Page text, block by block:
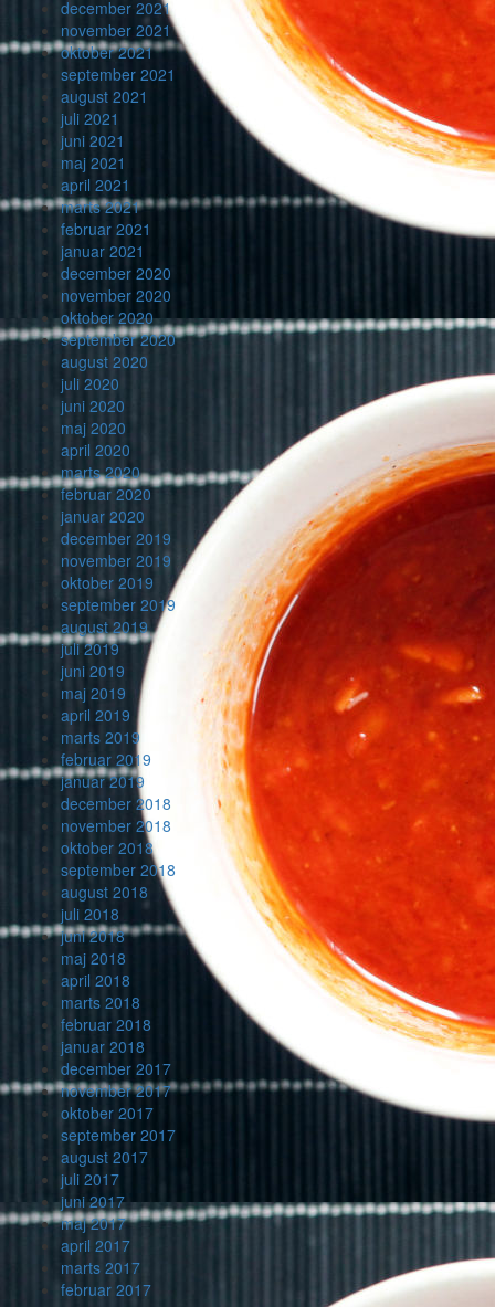
december 2021
november 2021
oktober 2021
september 2021
august 2021
juli 2021
juni 2021
maj 2021
april 2021
marts 2021
februar 2021
januar 2021
december 2020
november 2020
oktober 2020
september 2020
august 2020
juli 2020
juni 2020
maj 2020
april 2020
marts 2020
februar 2020
januar 2020
december 2019
november 2019
oktober 2019
september 2019
august 2019
juli 2019
juni 2019
maj 2019
april 2019
marts 2019
februar 2019
januar 2019
december 2018
november 2018
oktober 2018
september 2018
august 2018
juli 2018
juni 2018
maj 2018
april 2018
marts 2018
februar 2018
januar 2018
december 2017
november 2017
oktober 2017
september 2017
august 2017
juli 2017
juni 2017
maj 2017
april 2017
marts 2017
februar 2017